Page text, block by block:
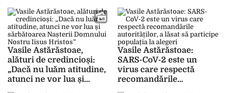
Vasile Astărăstoae,
alături de credincioși:
„Dacă nu luăm atitudine,
atunci ne vor lua și
Vasile Astărăstoae:
SARS-CoV-2 este un
virus care respectă
recomandările